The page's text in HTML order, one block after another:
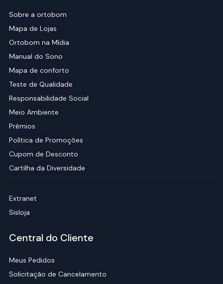
Sobre a ortobom
Mapa de Lojas
Ortobom na Mídia
Manual do Sono
Mapa de conforto
Teste de Qualidade
Responsabilidade Social
Meio Ambiente
Prêmios
Política de Promoções
Cupom de Desconto
Cartilha da Diversidade
Extranet
Sisloja
Central do Cliente
Meus Pedidos
Solicitação de Cancelamento